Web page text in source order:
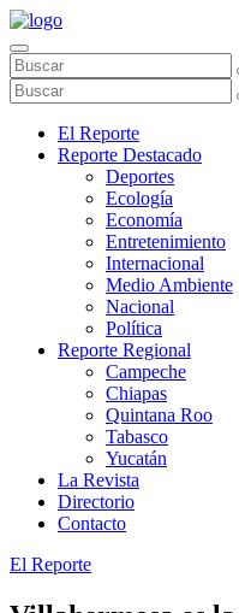
El Reporte
Reporte Destacado
Deportes
Ecología
Economía
Entretenimiento
Internacional
Medio Ambiente
Nacional
Política
Reporte Regional
Campeche
Chiapas
Quintana Roo
Tabasco
Yucatán
La Revista
Directorio
Contacto
El Reporte